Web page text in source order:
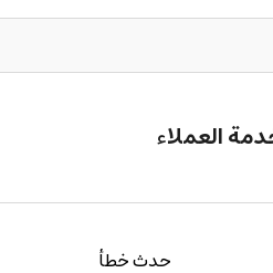
العملاء
حدث خطأ